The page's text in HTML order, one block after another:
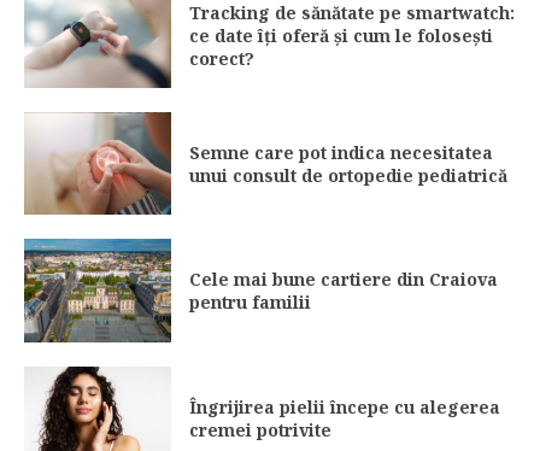
Tracking de sănătate pe smartwatch:
ce date îți oferă și cum le folosești
corect?
Semne care pot indica necesitatea
unui consult de ortopedie pediatrică
Cele mai bune cartiere din Craiova
pentru familii
Îngrijirea pielii începe cu alegerea
cremei potrivite